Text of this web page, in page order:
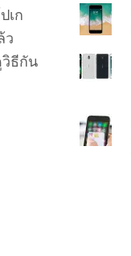
เก
ว
ธีกัน